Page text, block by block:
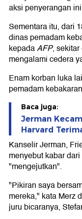
aksi penyerangan
Sementara itu, dari
dinas pemadam
kepadaAFP,
mengalami cedera
Enam korban luka
pemadam
Baca juga:
Jerman
Harvard
Kanselir Jerman,
menyebut kabar
"mengejutkan".
"Pikiran saya
mereka," kata Merz
juru bicaranya,